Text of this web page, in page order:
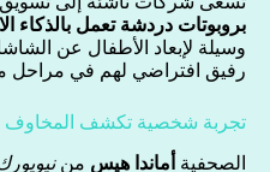
بروبوتات دردشة تعمل بالذكاء
وسيلة لإبعاد الأطفال عن
رفيق افتراضي لهم في مراحل
تجربة شخصية تكشف المخاوف
الصحفية أماندا هيس من